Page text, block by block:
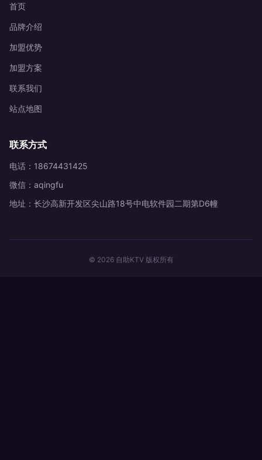
首页
品牌介绍
加盟优势
加盟方案
联系我们
站点地图
联系方式
电话：18674431425
微信：aqingfu
地址：长沙高新开发区尖山路18号中电软件园二期第D6幢
© 2026 自助KTV 版权所有